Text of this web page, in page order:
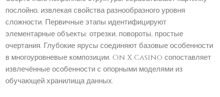
послойно, извлекая свойства разнообразного уровня
сложности. Первичные этапы идентифицируют
элементарные объекты: отрезки, повороты, простые
очертания. Глубокие ярусы соединяют базовые особенности
в многоуровневые композиции. On X Casino сопоставляет
извлечённые особенности с опорными моделями из
обучающей хранилища данных.